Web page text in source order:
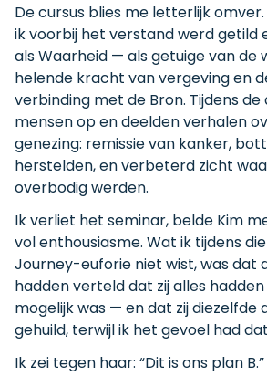
De cursus blies me letterlijk
ik voorbij het verstand werd getild
als Waarheid — als getuige van de
helende kracht van vergeving en
verbinding met de Bron. Tijdens
mensen op en deelden verhalen
genezing: remissie van kanker,
herstelden, en verbeterd zicht
overbodig werden.
Ik verliet het seminar, belde Kim
vol enthousiasme. Wat ik tijdens
Journey-euforie niet wist, was dat
hadden verteld dat zij alles
mogelijk was — en dat zij diezelfde
gehuild, terwijl ik het gevoel had
Ik zei tegen haar: “Dit is ons plan B.”